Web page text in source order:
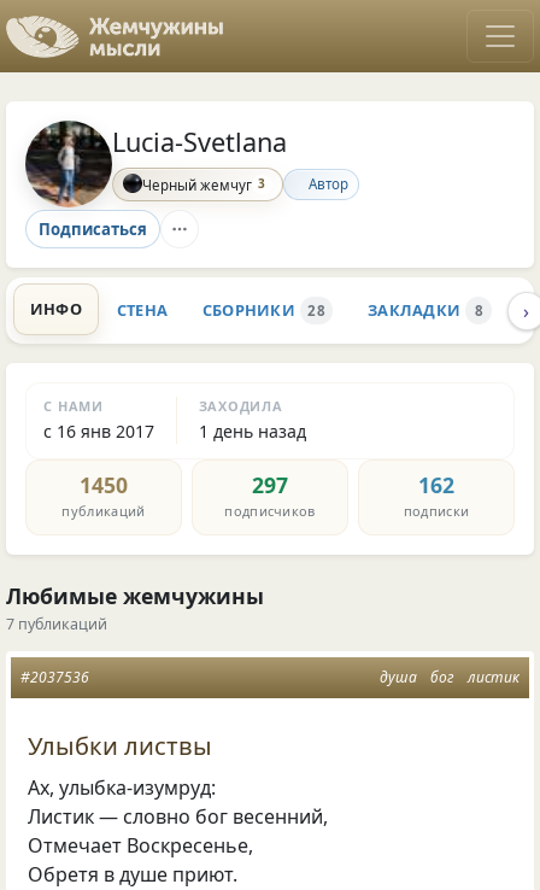
Lucia-Svetlana
Черный жемчуг 3 Автор
Подписаться
ИНФО СТЕНА СБОРНИКИ 28 ЗАКЛАДКИ 8 ›
С НАМИ
с 16 янв 2017
ЗАХОДИЛА
1 день назад
1450
публикаций
297
подписчиков
162
подписки
Любимые жемчужины
7 публикаций
душа бог листик
#2037536
Улыбки листвы
Ах, улыбка-изумруд:
Листик — словно бог весенний,
Отмечает Воскресенье,
Обретя в душе приют.